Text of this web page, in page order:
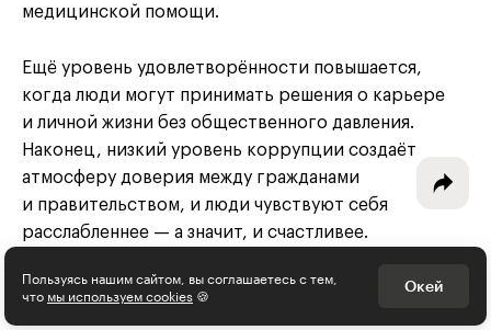
медицинской помощи.
Ещё уровень удовлетворённости повышается,
когда люди могут принимать решения о карьере
и личной жизни без общественного давления.
Наконец, низкий уровень коррупции создаёт
атмосферу доверия между гражданами
и правительством, и люди чувствуют себя
расслабленнее — а значит, и счастливее.
Как стать счастливее
Пользуясь нашим сайтом, вы соглашаетесь с тем,
что мы используем cookies 🍪 Окей
и получите 5 бесплатных курсов:
Дизайн
Программирование
Разработка игр
Психология, общество
Маркетинг